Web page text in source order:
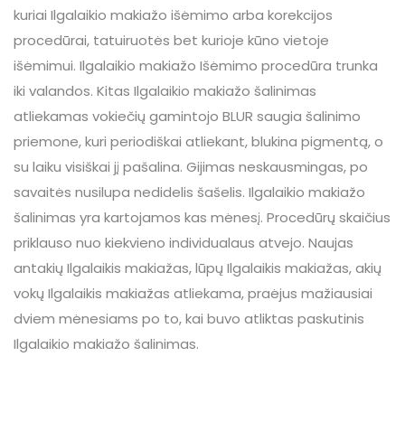
kuriai Ilgalaikio makiažo išėmimo arba korekcijos
procedūrai, tatuiruotės bet kurioje kūno vietoje
išėmimui. Ilgalaikio makiažo Išėmimo procedūra trunka
iki valandos. Kitas Ilgalaikio makiažo šalinimas
atliekamas vokiečių gamintojo BLUR saugia šalinimo
priemone, kuri periodiškai atliekant, blukina pigmentą, o
su laiku visiškai jį pašalina. Gijimas neskausmingas, po
savaitės nusilupa nedidelis šašelis. Ilgalaikio makiažo
šalinimas yra kartojamos kas mėnesį. Procedūrų skaičius
priklauso nuo kiekvieno individualaus atvejo. Naujas
antakių Ilgalaikis makiažas, lūpų Ilgalaikis makiažas, akių
vokų Ilgalaikis makiažas atliekama, praėjus mažiausiai
dviem mėnesiams po to, kai buvo atliktas paskutinis
Ilgalaikio makiažo šalinimas.